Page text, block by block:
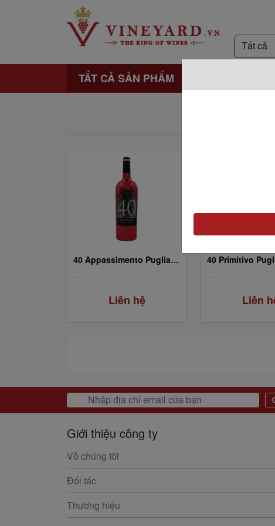
TẤT CẢ SẢN PHẨM
40 Appassimento Puglia IGP
Liên hệ Liên
Giới thiệu công ty
Về chúng tôi
Đối tác
Thương hiệu